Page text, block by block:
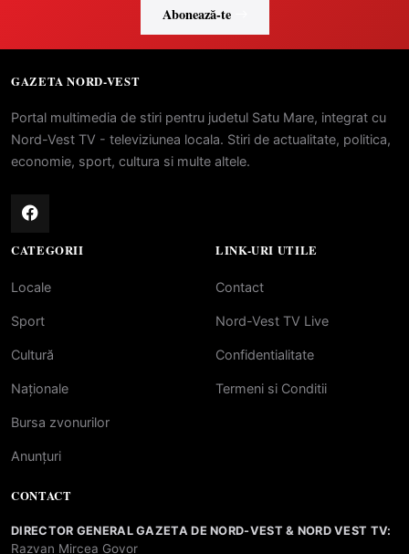
Abonează-te
GAZETA NORD-VEST
Portal multimedia de stiri pentru judetul Satu Mare, integrat cu
Nord-Vest TV - televiziunea locala. Stiri de actualitate, politica,
economie, sport, cultura si multe altele.
CATEGORII
Locale
Sport
Cultură
Naționale
Bursa zvonurilor
Anunțuri
LINK-URI UTILE
Contact
Nord-Vest TV Live
Confidentialitate
Termeni si Conditii
CONTACT
DIRECTOR GENERAL GAZETA DE NORD-VEST & NORD VEST TV:
Razvan Mircea Govor